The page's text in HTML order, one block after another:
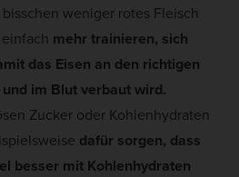
weniger rotes Fleisch
mehr trainieren, sich
das Eisen an den richtigen
im Blut verbaut wird.
Zucker oder Kohlenhydraten
dafür sorgen, dass
besser mit Kohlenhydraten